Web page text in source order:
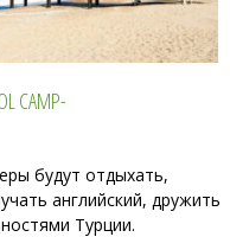
CAMP-
будут отдыхать,
английский, дружить
Турции.